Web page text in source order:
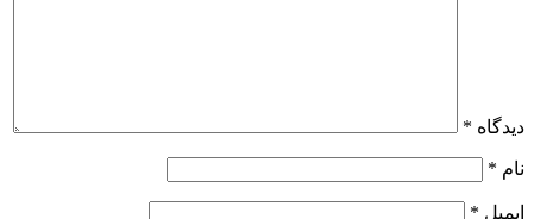
دیدگاه *
نام *
ایمیل *